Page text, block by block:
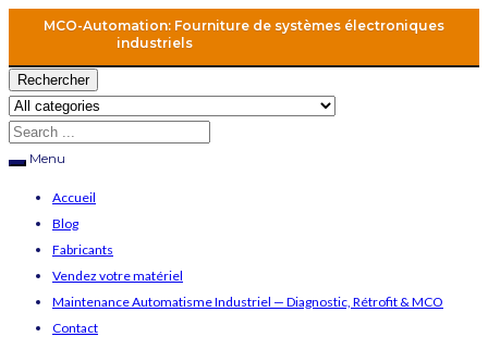
MCO-Automation: Fourniture de systèmes électroniques
industriels
Rechercher
Menu
Accueil
Blog
Fabricants
Vendez votre matériel
Maintenance Automatisme Industriel — Diagnostic, Rétrofit & MCO
Contact